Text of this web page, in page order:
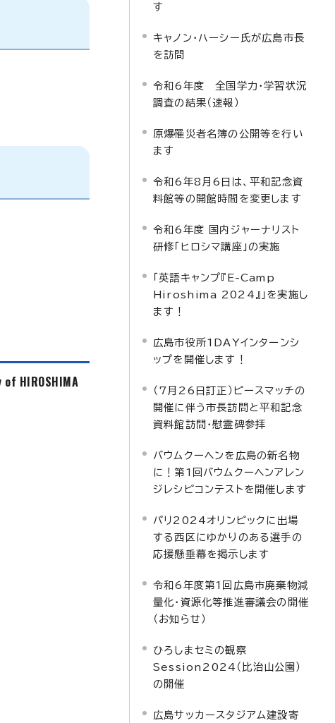
of HIROSHIMA
す
キャノン・ハーシー氏が広島市長
を訪問
令和6年度 全国学力・学習状況
調査の結果（速報）
原爆罹災者名簿の公開等を行い
ます
令和6年8月6日は、平和記念資
料館等の開館時間を変更します
令和6年度 国内ジャーナリスト
研修「ヒロシマ講座」の実施
「英語キャンプ『E-Camp
Hiroshima 2024』」を実施し
ます！
広島市役所1DAYインターンシ
ップを開催します！
（7月26日訂正）ピースマッチの
開催に伴う市長訪問と平和記念
資料館訪問・慰霊碑参拝
バウムクーヘンを広島の新名物
に！第1回バウムクーヘンアレン
ジレシピコンテストを開催します
パリ2024オリンピックに出場
する西区にゆかりのある選手の
応援懸垂幕を掲示します
令和6年度第1回広島市廃棄物減
量化・資源化等推進審議会の開催
（お知らせ）
ひろしまセミの観察
Session2024（比治山公園）
の開催
広島サッカースタジアム建設寄